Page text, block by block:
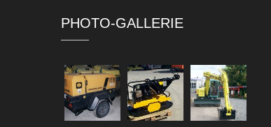
PHOTO-GALLERIE